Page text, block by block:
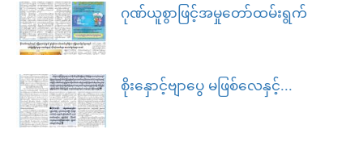
ဂုဏ်ယူစွာဖြင့်အမှုတော်ထမ်းရွက်
စိုးနှောင့်ဗျာပွေ မဖြစ်လေနှင့်...